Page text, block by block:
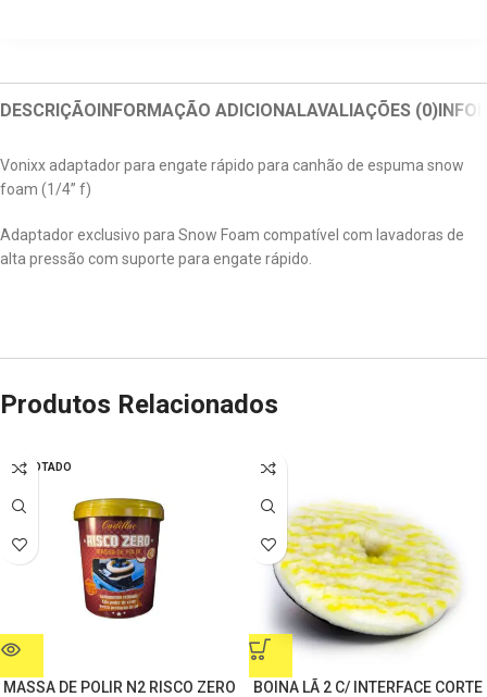
DESCRIÇÃOINFORMAÇÃO ADICIONALAVALIAÇÕES (0)
Vonixx adaptador para engate rápido para canhão de espuma snow
foam (1/4” f)
Adaptador exclusivo para Snow Foam compatível com lavadoras de
alta pressão com suporte para engate rápido.
Produtos Relacionados
ESGOTADO
MASSA DE POLIR N2 RISCO ZERO
BOINA LÃ 2 C/ INTERFACE CORTE